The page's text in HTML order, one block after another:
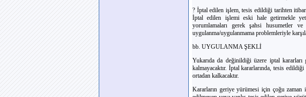
? İptal edilen işlem, tesis edildiği tarihten
İptal edilen işlemi eski hale getirmekle
yorumlamaları gerek şahsi husumetler
uygulanma/uygulanmama problemleriyle
bb. UYGULANMA ŞEKLİ
Yukarıda da değinildiği üzere iptal
kalmayacaktır. İptal kararlarında, tesis
ortadan kalkacaktır.
Kararların geriye yürümesi için çoğu